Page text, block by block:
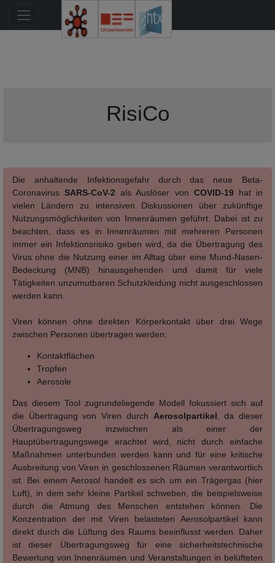
RisiCo
Die anhaltende Infektionsgefahr durch das neue Beta-
CoronavirusSARS-CoV-2 als Auslöser von COVID-19hat in
vielen Ländern zu intensiven Diskussionen über zukünftige
Nutzungsmöglichkeiten von Innenräumen geführt. Dabei ist zu
beachten, dass es in Innenräumen mit mehreren Personen
immer ein Infektionsrisiko geben wird, da die Übertragung des
Virus ohne die Nutzung einer im Alltag über eine Mund-Nasen-
Bedeckung (MNB) hinausgehenden und damit für viele
Tätigkeiten unzumutbaren Schutzkleidung nicht ausgeschlossen
werden kann.
Viren können ohne direkten Körperkontakt über drei Wege
zwischen Personen übertragen werden:
Kontaktflächen
Tropfen
Aerosole
Das diesem Tool zugrundeliegende Modell fokussiert sich auf
die Übertragung von Viren durch Aerosolpartikel , da dieser
Übertragungsweg inzwischen als einer der
Hauptübertragungswege erachtet wird, nicht durch einfache
Maßnahmen unterbunden werden kann und für eine kritische
Ausbreitung von Viren in geschlossenen Räumen verantwortlich
ist. Bei einem Aerosol handelt es sich um ein Trägergas (hier
Luft), in dem sehr kleine Partikel schweben, die beispielsweise
durch die Atmung des Menschen entstehen können. Die
Konzentration der mit Viren belasteten Aerosolpartikel kann
direkt durch die Lüftung des Raums beeinflusst werden. Daher
ist dieser Übertragungsweg für eine sicherheitstechnische
Bewertung von Innenräumen und Veranstaltungen in belüfteten